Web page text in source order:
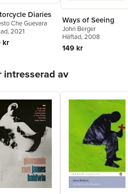
Diaries
Che Guevara
, 2021
kr
Ways of Seeing
John Berger
Häftad, 2008
149 kr
intresserad av